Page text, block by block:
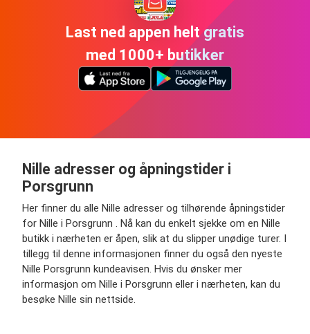
Last ned appen helt gratis
med 1000+ butikker
Nille adresser og åpningstider i
Porsgrunn
Her finner du alle Nille adresser og tilhørende åpningstider
for Nille i Porsgrunn . Nå kan du enkelt sjekke om en Nille
butikk i nærheten er åpen, slik at du slipper unødige turer. I
tillegg til denne informasjonen finner du også den nyeste
Nille Porsgrunn kundeavisen. Hvis du ønsker mer
informasjon om Nille i Porsgrunn eller i nærheten, kan du
besøke Nille sin nettside.